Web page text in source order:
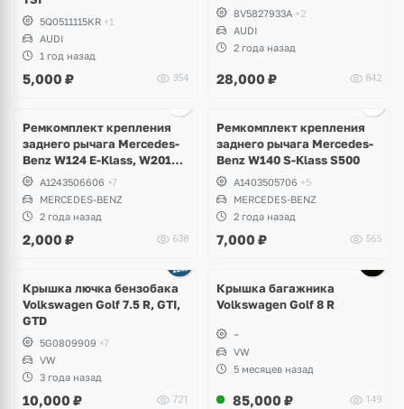
5Q0511115KR +1
AUDI
1 год назад
5,000 ₽ 354
8V5827933A +2
AUDI
2 года назад
28,000 ₽ 842
Ремкомплект крепления
заднего рычага Mercedes-
Benz W124 E-Klass, W201
190A1243506606 +7
MERCEDES-BENZ
2 года назад
2,000 ₽ 638
Ремкомплект крепления
заднего рычага Mercedes-
Benz W140 S-Klass S500
A1403505706 +5
MERCEDES-BENZ
2 года назад
7,000 ₽ 565
Крышка лючка бензобака
Volkswagen Golf 7.5 R, GTI,
GTD
5G0809909 +7
VW
3 года назад
10,000 ₽ 721
Крышка багажника
Volkswagen Golf 8 R
~
VW
5 месяцев назад
85,000 ₽ 149